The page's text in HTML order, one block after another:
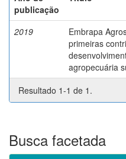
publicação
2019
Embrapa
primeiras
agropecuária
Resultado 1-1 de 1.
Busca facetada